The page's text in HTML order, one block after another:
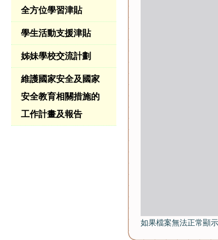
全方位學習津貼
學生活動支援津貼
姊妹學校交流計劃
維護國家安全及國家
安全教育相關措施的
工作計畫及報告
如果檔案無法正常顯